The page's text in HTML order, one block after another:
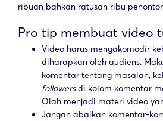
ribuan bahkan ratusan ribu
Pro tip membuat video
Video harus mengakomodir
diharapkan oleh audiens.
komentar tentang masalah,
followersdi kolom komentar
Olah menjadi materi video
Jangan abaikan komentar-